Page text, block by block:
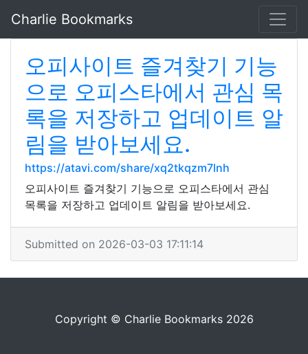
Charlie Bookmarks
오피사이트 즐겨찾기 기능
으로 오피스타에서 관심 목
록을 저장하고 업데이트 알
림을 받아보세요.
https://atavi.com/share/xq2tkqzm7lnh
오피사이트 즐겨찾기 기능으로 오피스타에서 관심
목록을 저장하고 업데이트 알림을 받아보세요.
Submitted on 2026-03-03 17:11:14
Copyright © Charlie Bookmarks 2026